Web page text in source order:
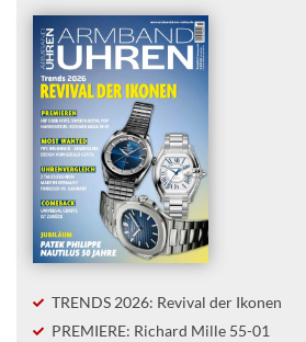
TRENDS 2026: Revival der Ikonen
PREMIERE: Richard Mille 55-01